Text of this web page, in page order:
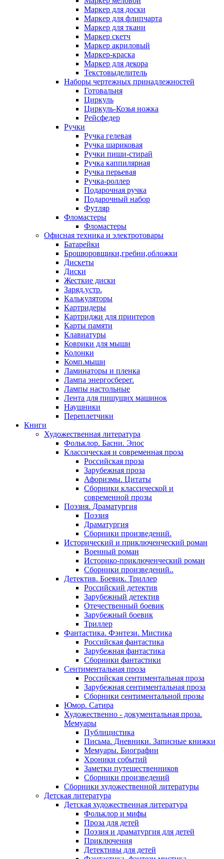
Маркер для доски
Маркер для флипчарта
Маркер для ткани
Маркер скетч
Маркер акриловый
Маркер-краска
Маркер для декора
Текстовыделитель
Наборы чертежных принадлежностей
Готовальня
Циркуль
Циркуль-Козья ножка
Рейсфедер
Ручки
Ручка гелевая
Ручка шариковая
Ручки пиши-стирай
Ручка каппилярная
Ручка перьевая
Ручка-роллер
Подарочная ручка
Подарочный набор
Футляр
Фломастеры
Фломастеры
Офисная техника и электротовары
Батарейки
Брошюровщики,гребни,обложки
Дискеты
Диски
Жесткие диски
Заряд.устр.
Калькуляторы
Картридеры
Картриджи для принтеров
Карты памяти
Клавиатуры
Коврики для мыши
Колонки
Комп.мыши
Ламинаторы и пленка
Лампа энергосберег.
Лампы настольные
Лента для пишущих машинок
Наушники
Переплетчики
Книги
Художественная литература
Фольклор. Басни. Эпос
Классическая и современная проза
Российская проза
Зарубежная проза
Афоризмы. Цитаты
Сборники классической и
современной прозы
Поэзия. Драматургия
Поэзия
Драматургия
Сборники произведений.
Исторический и приключенческий роман
Военный роман
Историко-приключенческий роман
Сборники произведений..
Детектив. Боевик. Триллер
Российский детектив
Зарубежный детектив
Отечественный боевик
Зарубежный боевик
Триллер
Фантастика. Фэнтези. Мистика
Российская фантастика
Зарубежная фантастика
Сборники фантастики
Сентиментальная проза
Российская сентиментальная проза
Зарубежная сентиментальная проза
Сборники сентиментальной прозы
Юмор. Сатира
Художественно - документальная проза.
Мемуары
Публицистика
Письма. Дневники. Записные книжки
Мемуары. Биографии
Хроники событий
Заметки путешественников
Сборники произведений
Сборники художественной литературы
Детская литература
Детская художественная литература
Фольклор и мифы
Проза для детей
Поэзия и драматургия для детей
Приключения
Детективы для детей